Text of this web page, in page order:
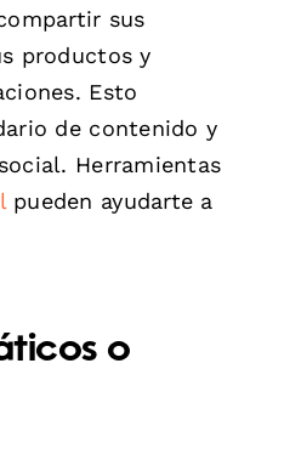
sus
productos y
Esto
de contenido y
Herramientas
pueden ayudarte a
o